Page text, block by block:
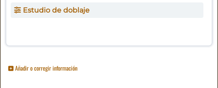
Estudio de doblaje
Añadir o corregir información